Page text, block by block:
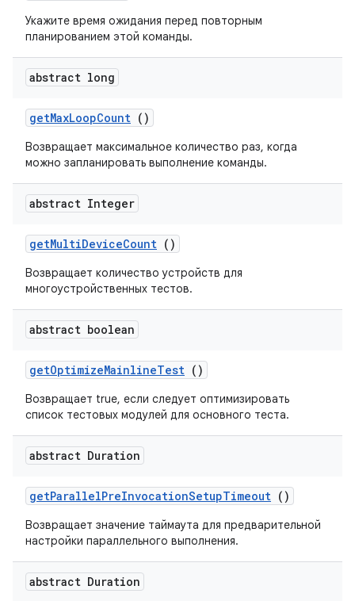
Укажите время ожидания перед повторным
планированием этой команды.
abstract long
getMaxLoopCount ()
Возвращает максимальное количество раз, когда
можно запланировать выполнение команды.
abstract Integer
getMultiDeviceCount ()
Возвращает количество устройств для
многоустройственных тестов.
abstract boolean
getOptimizeMainlineTest ()
Возвращает true, если следует оптимизировать
список тестовых модулей для основного теста.
abstract Duration
getParallelPreInvocationSetupTimeout ()
Возвращает значение таймаута для предварительной
настройки параллельного выполнения.
abstract Duration